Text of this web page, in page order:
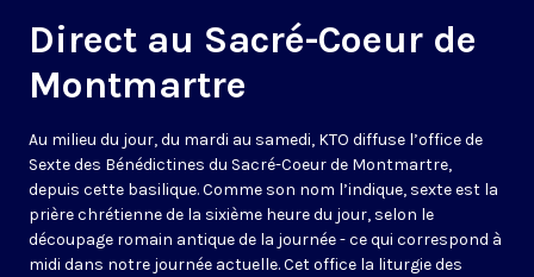
Direct au Sacré-Coeur de
Montmartre
Au milieu du jour, du mardi au samedi, KTO diffuse l’office de
Sexte des Bénédictines du Sacré-Coeur de Montmartre,
depuis cette basilique. Comme son nom l’indique, sexte est la
prière chrétienne de la sixième heure du jour, selon le
découpage romain antique de la journée - ce qui correspond à
midi dans notre journée actuelle. Cet office la liturgie des